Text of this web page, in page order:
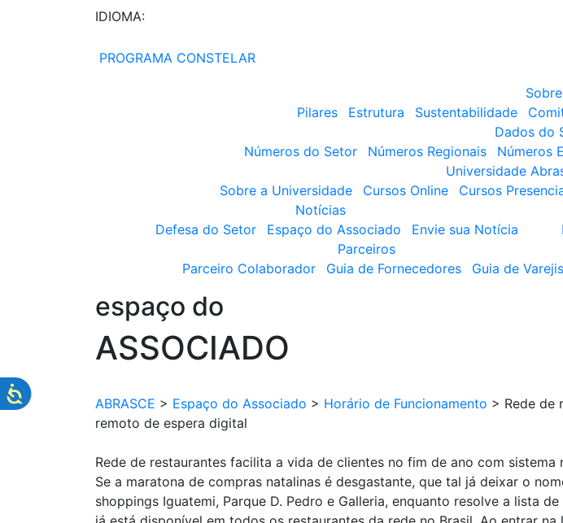
IDIOMA:
PROGRAMA CONSTELAR
Sobre
Pilares
Estrutura Sustentabilidade
Dados do
Números do Setor
Números Regionais Números
Universidade
Sobre a Universidade
Cursos Online Cursos
Notícias
Defesa do Setor
Espaço do Associado Envie sua Notícia
Parceiros
Parceiro Colaborador
Guia de Fornecedores Guia de
espaço do
ASSOCIADO
ABRASCE > Espaço do Associado > Horário de Funcionamento > Rede de
remoto de espera digital
Rede de restaurantes facilita a vida de clientes no fim de ano com
Se a maratona de compras natalinas é desgastante, que tal já deixar o
shoppings Iguatemi, Parque D. Pedro e Galleria, enquanto resolve a lista